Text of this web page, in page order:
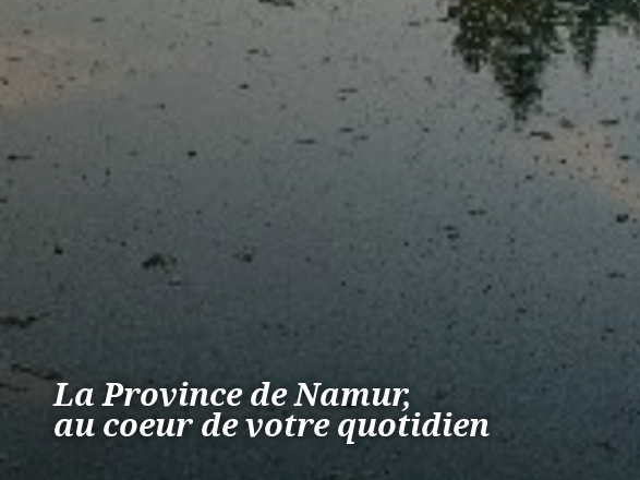
La Province de Namur,
au coeur de votre quotidien